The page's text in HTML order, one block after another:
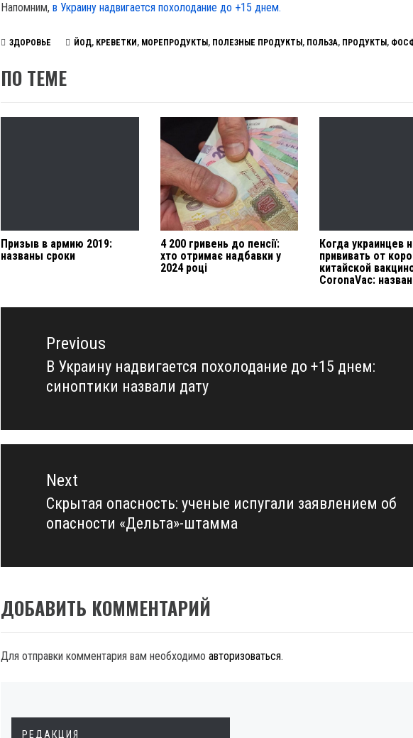
Напомним, в Украину надвигается похолодание до +15 днем.
ЗДОРОВЬЕ ЙОД, КРЕВЕТКИ , МОРЕПРОДУКТЫ , ПОЛЕЗНЫЕ ПРОДУКТЫ , ПОЛЬЗА, ПРОДУКТЫ ,
ПО ТЕМЕ
Призыв в армию 2019:
названы сроки
4 200 гривень до пенсії:
хто отримає надбавки у
2024 році
Когда украинцев
прививать от
китайской
CoronaVac:
Навигация
записямPrevious
Previous
post:
В Украину надвигается похолодание до +15 днем:
синоптики назвали дату
Next
Next
post:
Скрытая опасность: ученые испугали заявлением об
опасности «Дельта»-штамма
ДОБАВИТЬ КОММЕНТАРИЙ
Для отправки комментария вам необходимо авторизоваться.
РЕДАКЦИЯ